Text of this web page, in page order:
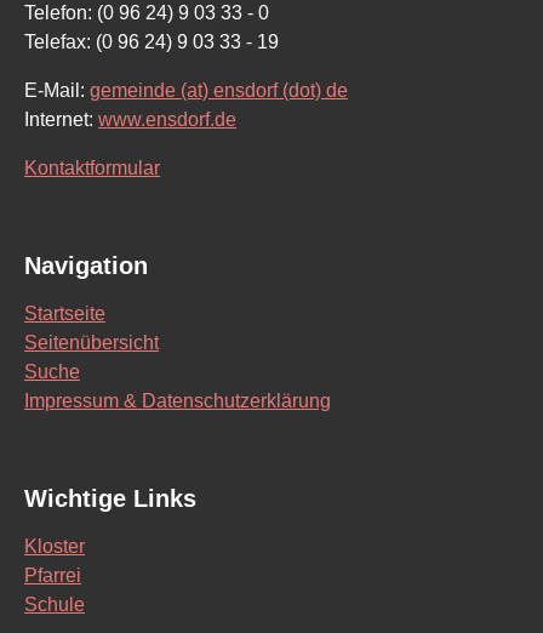
Telefon: (0 96 24) 9 03 33 - 0
Telefax: (0 96 24) 9 03 33 - 19
E-Mail: gemeinde (at) ensdorf (dot) de
Internet: www.ensdorf.de
Kontaktformular
Navigation
Startseite
Seitenübersicht
Suche
Impressum & Datenschutzerklärung
Wichtige Links
Kloster
Pfarrei
Schule